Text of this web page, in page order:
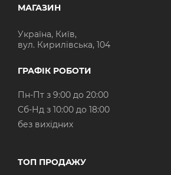
МАГАЗИН
Україна, Київ,
вул. Кирилівська, 104
ГРАФІК РОБОТИ
Пн-Пт з 9:00 до 20:00
Cб-Нд з 10:00 до 18:00
без вихідних
ТОП ПРОДАЖУ